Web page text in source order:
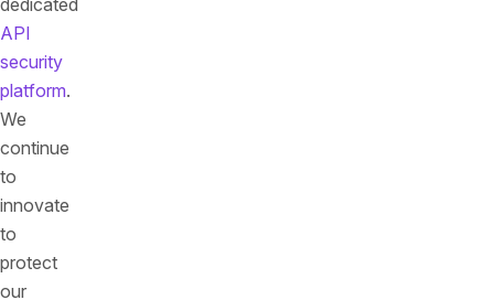
dedicated
API
security
platform.
We
continue
to
innovate
to
protect
our